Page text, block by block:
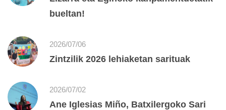
bueltan!
2026/07/06
Zintzilik 2026 lehiaketan sarituak
2026/07/02
Ane Iglesias Miño, Batxilergoko Sari